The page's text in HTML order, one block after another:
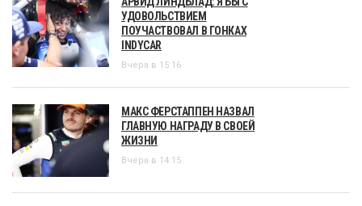
УДОВОЛЬСТВИЕМ
ПОУЧАСТВОВАЛ В ГОНКАХ
INDYCAR
Вчера в 15:16
МАКС ФЕРСТАППЕН НАЗВАЛ
ГЛАВНУЮ НАГРАДУ В СВОЕЙ
ЖИЗНИ
Вчера в 14:15